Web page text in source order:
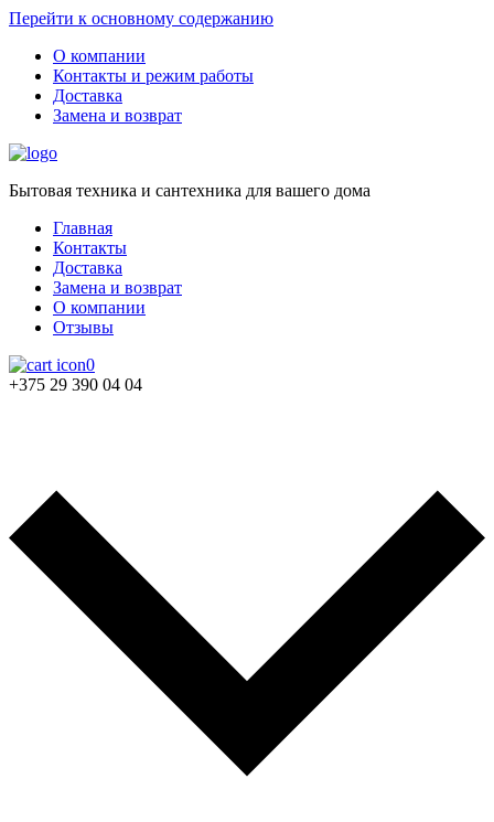
Перейти к основному содержанию
О компании
Контакты и режим работы
Доставка
Замена и возврат
Бытовая техника и сантехника для вашего дома
Главная
Контакты
Доставка
Замена и возврат
О компании
Отзывы
0
+375 29 390 04 04